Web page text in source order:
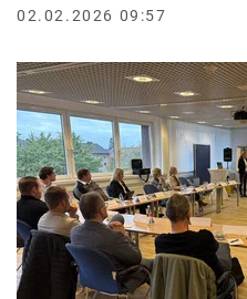
02.02.2026 09:57